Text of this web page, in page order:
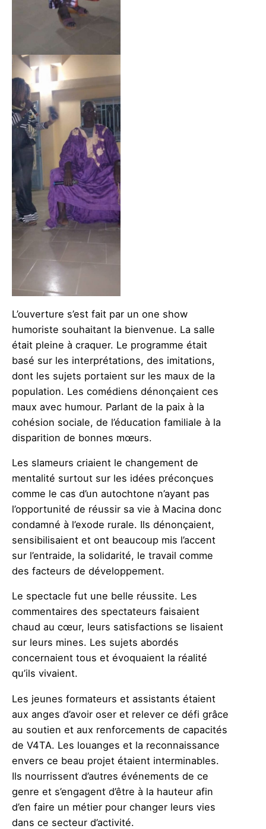
L’ouverture s’est fait par un one show
humoriste souhaitant la bienvenue. La salle
était pleine à craquer. Le programme était
basé sur les interprétations, des imitations,
dont les sujets portaient sur les maux de la
population. Les comédiens dénonçaient ces
maux avec humour. Parlant de la paix à la
cohésion sociale, de l’éducation familiale à la
disparition de bonnes mœurs.
Les slameurs criaient le changement de
mentalité surtout sur les idées préconçues
comme le cas d’un autochtone n’ayant pas
l’opportunité de réussir sa vie à Macina donc
condamné à l’exode rurale. Ils dénonçaient,
sensibilisaient et ont beaucoup mis l’accent
sur l’entraide, la solidarité, le travail comme
des facteurs de développement.
Le spectacle fut une belle réussite. Les
commentaires des spectateurs faisaient
chaud au cœur, leurs satisfactions se lisaient
sur leurs mines. Les sujets abordés
concernaient tous et évoquaient la réalité
qu’ils vivaient.
Les jeunes formateurs et assistants étaient
aux anges d’avoir oser et relever ce défi grâce
au soutien et aux renforcements de capacités
de V4TA. Les louanges et la reconnaissance
envers ce beau projet étaient interminables.
Ils nourrissent d’autres événements de ce
genre et s’engagent d’être à la hauteur afin
d’en faire un métier pour changer leurs vies
dans ce secteur d’activité.